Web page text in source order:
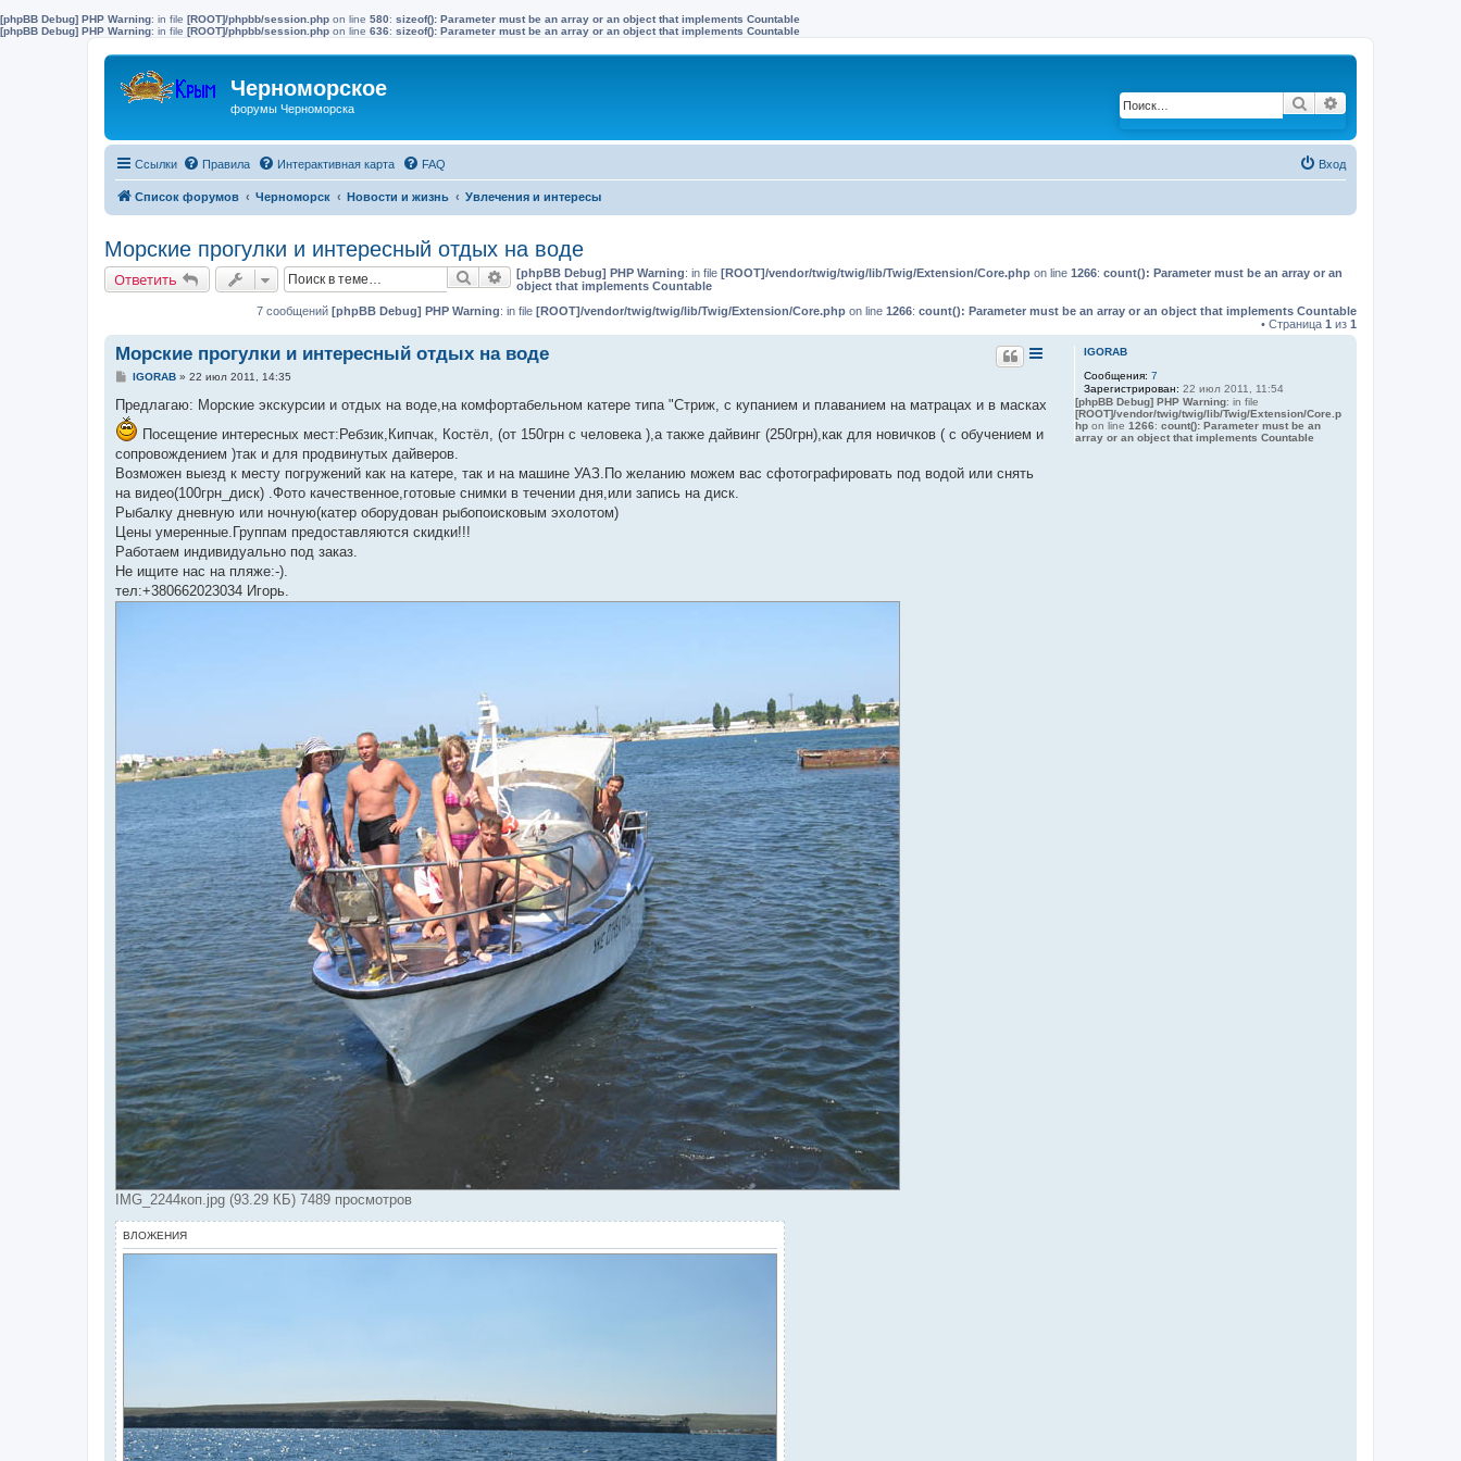
[phpBB Debug] PHP Warning: in file [ROOT]/phpbb/session.php on line 580: sizeof(): Parameter must be an array or an object that implements Countable
[phpBB Debug] PHP Warning: in file [ROOT]/phpbb/session.php on line 636: sizeof(): Parameter must be an array or an object that implements Countable
Черноморское
форумы Черноморска Поиск
Ссылки Правила Интерактивная карта FAQ Вход
Список форумов Черноморск Новости и жизнь Увлечения и интересы
Морские прогулки и интересный отдых на воде
Ответить Поиск Расширенный поиск
[phpBB Debug] PHP Warning: in file [ROOT]/vendor/twig/twig/lib/Twig/Extension/Core.php on line 1266: count(): Parameter must be an array or an
object that implements Countable
7 сообщений [phpBB Debug] PHP Warning: in file [ROOT]/vendor/twig/twig/lib/Twig/Extension/Core.php on line 1266: count(): Parameter must be an array or an object that implements Countable
• Страница 1 из 1
IGORAB
Сообщения: 7
Зарегистрирован: 22 июл 2011, 11:54
[phpBB Debug] PHP Warning: in file
[ROOT]/vendor/twig/twig/lib/Twig/Extension/Core.p
hpon line 1266: count(): Parameter must be an
array or an object that implements Countable
Морские прогулки и интересный отдых на воде
С
о
б
щ
е
н
е
IGORAB» 22 июл 2011, 14:35
Предлагаю: Морские экскурсии и отдых на воде,на комфортабельном катере типа "Стриж, с купанием и плаванием на матрацах и в масках
Посещение интересных мест:Ребзик,Кипчак, Костёл, (от 150грн с человека ),а также дайвинг (250грн),как для новичков ( с обучением и
сопровождением )так и для продвинутых дайверов.
Возможен выезд к месту погружений как на катере, так и на машине УАЗ.По желанию можем вас сфотографировать под водой или снять
на видео(100грн_диск) .Фото качественное,готовые снимки в течении дня,или запись на диск.
Рыбалку дневную или ночную(катер оборудован рыбопоисковым эхолотом)
Цены умеренные.Группам предоставляются скидки!!!
Работаем индивидуально под заказ.
Не ищите нас на пляже:-).
тел:+380662023034 Игорь.
IMG_2244коп.jpg (93.29 КБ) 7489 просмотров
ВЛОЖЕНИЯ